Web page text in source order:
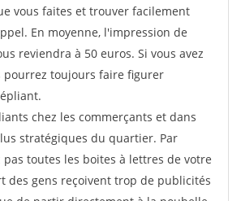
vous faites et trouver facilement
En moyenne, l'impression de
reviendra à 50 euros. Si vous avez
pourrez toujours faire figurer
chez les commerçants et dans
stratégiques du quartier. Par
toutes les boites à lettres de votre
des gens reçoivent trop de publicités